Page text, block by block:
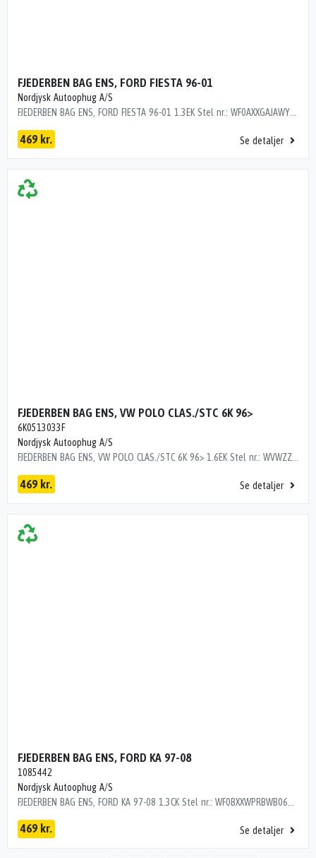
FJEDERBEN BAG ENS, FORD FIESTA 96-01
Nordjysk Autoophug A/S
469 kr. Se detaljer
FJEDERBEN BAG ENS, VW POLO CLAS./STC 6K 96>
6K0513033F
Nordjysk Autoophug A/S
469 kr. Se detaljer
FJEDERBEN BAG ENS, FORD KA 97-08
1085442
Nordjysk Autoophug A/S
469 kr. Se detaljer